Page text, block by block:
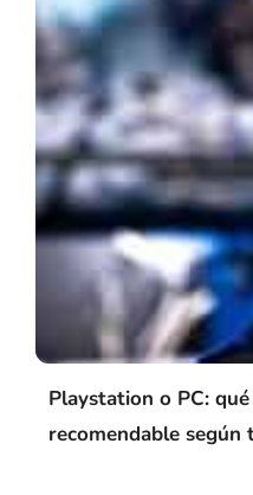
Playstation o PC:
recomendable